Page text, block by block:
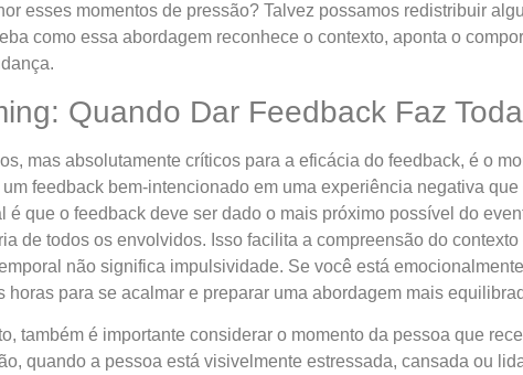
esses momentos de pressão? Talvez possamos redistribuir
como essa abordagem reconhece o contexto, aponta o
Quando Dar Feedback Faz
mas absolutamente críticos para a eficácia do feedback, é o
feedback bem-intencionado em uma experiência negativa
é que o feedback deve ser dado o mais próximo possível do
de todos os envolvidos. Isso facilita a compreensão do
não significa impulsividade. Se você está
horas para se acalmar e preparar uma abordagem mais
também é importante considerar o momento da pessoa que
quando a pessoa está visivelmente estressada, cansada ou